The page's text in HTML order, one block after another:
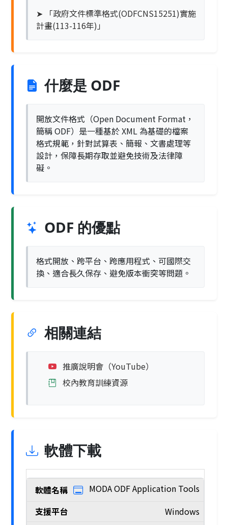
➤ 「政府文件標準格式(ODFCNS15251)實施
計畫(113-116年)」
什麼是 ODF
開放文件格式（Open Document Format，
簡稱 ODF）是一種基於 XML 為基礎的檔案
格式規範，針對試算表、簡報、文書處理等
設計，保障長期存取並避免技術及法律障
礙。
ODF 的優點
格式開放、跨平台、跨應用程式、可國際交
換、適合長久保存、避免版本衝突等問題。
相關連結
推廣說明會（YouTube）
校內教育訓練資源
軟體下載
MODA ODF Application Tools
Windows